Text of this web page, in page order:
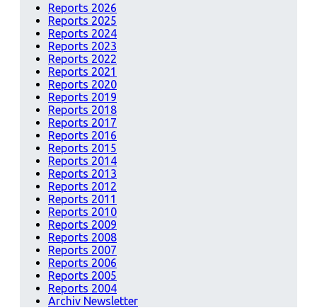
Reports 2026
Reports 2025
Reports 2024
Reports 2023
Reports 2022
Reports 2021
Reports 2020
Reports 2019
Reports 2018
Reports 2017
Reports 2016
Reports 2015
Reports 2014
Reports 2013
Reports 2012
Reports 2011
Reports 2010
Reports 2009
Reports 2008
Reports 2007
Reports 2006
Reports 2005
Reports 2004
Archiv Newsletter